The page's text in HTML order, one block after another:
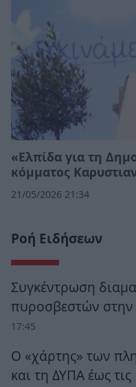
«Ελπίδα για τη
κόμματος
21/05/2026 21:34
Ροή Ειδήσεων
Συγκέντρωση
πυροσβεστών στην
17:45
Ο «χάρτης» των
και τη ΔΥΠΑ έως